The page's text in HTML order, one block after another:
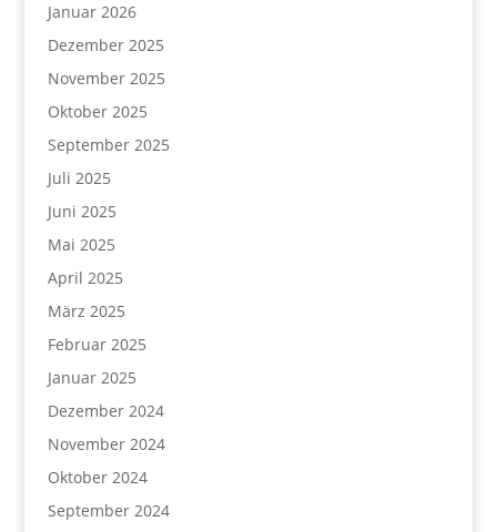
Januar 2026
Dezember 2025
November 2025
Oktober 2025
September 2025
Juli 2025
Juni 2025
Mai 2025
April 2025
März 2025
Februar 2025
Januar 2025
Dezember 2024
November 2024
Oktober 2024
September 2024